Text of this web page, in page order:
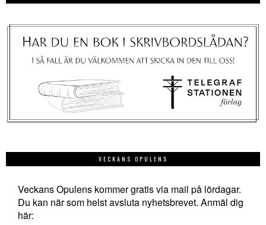
VECKANS OPULENS
Veckans Opulens kommer gratis via mail på lördagar.
Du kan när som helst avsluta nyhetsbrevet. Anmäl dig
här: